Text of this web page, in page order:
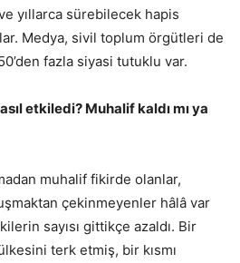
yıllarca sürebilecek hapis
Medya, sivil toplum örgütleri de
fazla siyasi tutuklu var.
etkiledi? Muhalif kaldı mı ya
muhalif fikirde olanlar,
çekinmeyenler hâlâ var
sayısı gittikçe azaldı. Bir
terk etmiş, bir kısmı